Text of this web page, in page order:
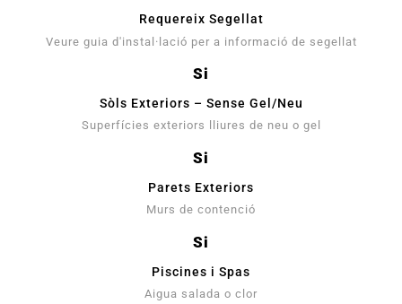
Requereix Segellat
Veure guia d'instal·lació per a informació de segellat
Si
Sòls Exteriors – Sense Gel/Neu
Superfícies exteriors lliures de neu o gel
Si
Parets Exteriors
Murs de contenció
Si
Piscines i Spas
Aigua salada o clor